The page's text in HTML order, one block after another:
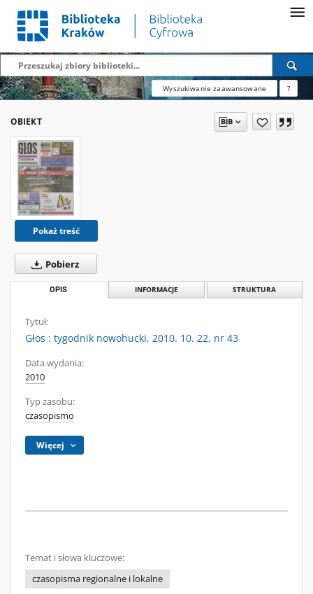
Wyszukiwanie zaawansowane ?
OBIEKT
Pokaż treść
Pobierz
OPIS INFORMACJE STRUKTURA
Tytuł:
Głos : tygodnik nowohucki, 2010. 10. 22, nr 43
Data wydania:
2010
Typ zasobu:
czasopismo
Więcej
Temat i słowa kluczowe:
czasopisma regionalne i lokalne